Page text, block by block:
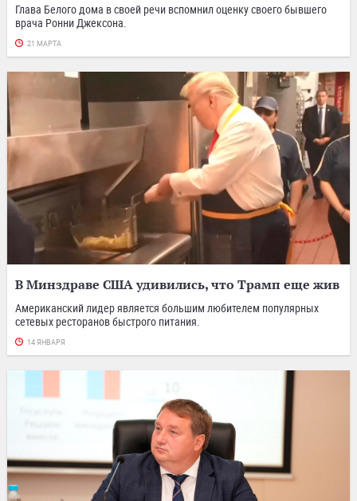
Глава Белого дома в своей речи вспомнил оценку своего бывшего
врача Ронни Джексона.
21 МАРТА
В Минздраве США удивились, что Трамп еще жив
Американский лидер является большим любителем популярных
сетевых ресторанов быстрого питания.
14 ЯНВАРЯ